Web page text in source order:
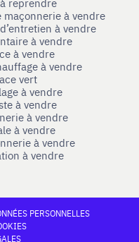
à vendre
à vendre
à vendre
à vendre
à vendre
vert
à vendre
à vendre
à vendre
à vendre
à vendre
à vendre
PERSONNELLES